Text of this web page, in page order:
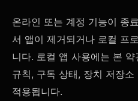
온라인 또는 계정 기능이 종
서 앱이 제거되거나 로컬 프
니다. 로컬 앱 사용에는 본
규칙, 구독 상태, 장치 저장
적용됩니다.